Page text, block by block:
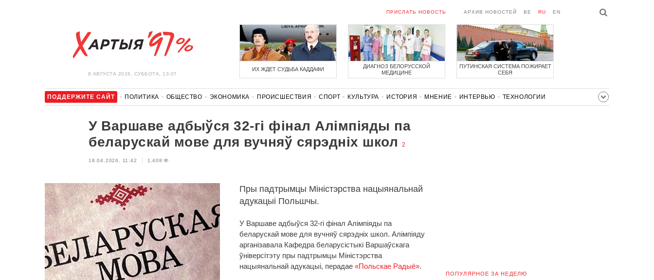
8 АВГУСТА 2026, СУББОТА, 13:07
ПРИСЛАТЬ НОВОСТЬ АРХИВ НОВОСТЕЙ BE RU EN
ИХ ЖДЕТ СУДЬБА КАДДАФИ
ДИАГНОЗ БЕЛОРУССКОЙ
МЕДИЦИНЕ
ПУТИНСКАЯ СИСТЕМА ПОЖИРАЕТ
СЕБЯ
ПОДДЕРЖИТЕ САЙТ ПОЛИТИКА ОБЩЕСТВО ЭКОНОМИКА ПРОИСШЕСТВИЯ СПОРТ КУЛЬТУРА ИСТОРИЯ МНЕНИЕ ИНТЕРВЬЮ
ТЕХНОЛОГИИ
У Варшаве адбыўся 32-гі фінал Алімпіяды па
беларускай мове для вучняў сярэдніх школ
2
18.04.2026, 11:42 1,408
Пры падтрымцы Міністэрства нацыянальнай
адукацыі Польшчы.
У Варшаве адбыўся 32-гі фінал Алімпіяды па
беларускай мове для вучняў сярэдніх школ. Алімпіяду
арганізавала Кафедра беларусістыкі Варшаўскага
ўніверсітэту пры падтрымцы Міністэрства
нацыянальнай адукацыі, перадае «Польскае Радыё».
ПОПУЛЯРНОЕ ЗА НЕДЕЛЮ